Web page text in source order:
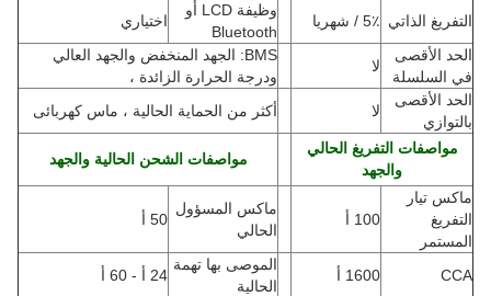
التفريغ الذاتي 5٪ / شهريا
وظيفة LCD أو
Bluetooth
اختياري
الحد الأقصى
في السلسلة
لا
BMS: الجهد المنخفض والجهد العالي
ودرجة الحرارة الزائدة ،
الحد الأقصى
بالتوازي
لا أكثر من الحماية الحالية ، ماس كهربائى
مواصفات التفريغ الحالي
والجهد
مواصفات الشحن الحالية والجهد
ماكس تيار
التفريغ
المستمر
100 أ
ماكس المسؤول
الحالي
50 أ
CCA 1600 أ
الموصى بها تهمة
الحالية
24 أ - 60 أ